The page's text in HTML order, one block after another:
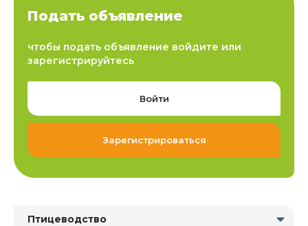
Подать объявление
чтобы подать объявление войдите или
зарегистрируйтесь
Войти
Зарегистрироваться
Птицеводство